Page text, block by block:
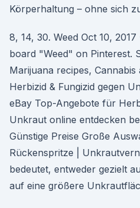
Körperhaltung – ohne sich
8, 14, 30. Weed Oct 10,
board "Weed" on Pinterest.
Marijuana recipes, Cannabis
Herbizid & Fungizid gegen
eBay Top-Angebote für
Unkraut online entdecken
Günstige Preise Große
Rückenspritze |
bedeutet, entweder gezielt
auf eine größere